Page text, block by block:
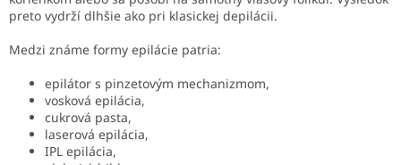
preto vydrží dlhšie ako pri klasickej depilácii.
Medzi známe formy epilácie patria:
epilátor s pinzetovým mechanizmom,
vosková epilácia,
cukrová pasta,
laserová epilácia,
IPL epilácia,